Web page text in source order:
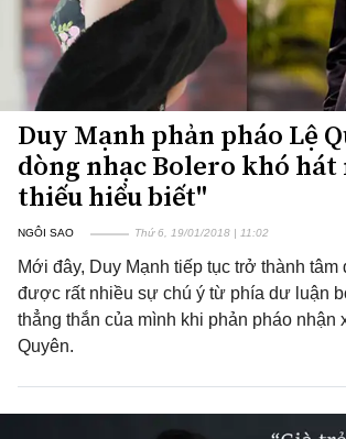
Duy Mạnh phản pháo Lệ
dòng nhạc Bolero khó
thiếu hiểu biết"
NGÔI SAO Thứ 6, 19/01/2018 | 11:02
Mới đây, Duy Mạnh tiếp tục trở thành tâm
được rất nhiều sự chú ý từ phía dư luận
thẳng thắn của mình khi phản pháo nhận
Quyên.